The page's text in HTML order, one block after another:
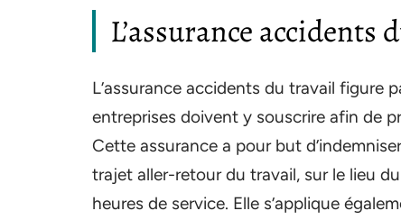
L’assurance accidents
L’assurance accidents du travail figure
entreprises doivent y souscrire afin de
Cette assurance a pour but
trajet aller-retour du travail, sur le lieu
heures de service. Elle s’applique